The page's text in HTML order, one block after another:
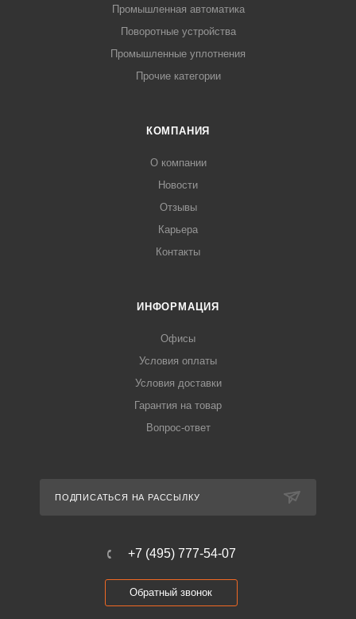
Промышленная автоматика
Поворотные устройства
Промышленные уплотнения
Прочие категории
КОМПАНИЯ
О компании
Новости
Отзывы
Карьера
Контакты
ИНФОРМАЦИЯ
Офисы
Условия оплаты
Условия доставки
Гарантия на товар
Вопрос-ответ
ПОДПИСАТЬСЯ НА РАССЫЛКУ
+7 (495) 777-54-07
Обратный звонок